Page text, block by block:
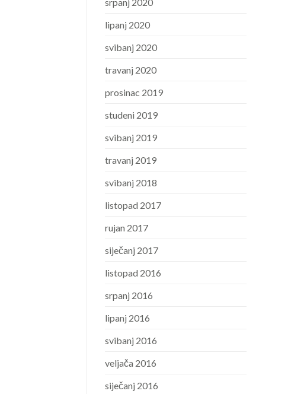
lipanj 2020
svibanj 2020
travanj 2020
prosinac 2019
studeni 2019
svibanj 2019
travanj 2019
svibanj 2018
listopad 2017
rujan 2017
siječanj 2017
listopad 2016
srpanj 2016
lipanj 2016
svibanj 2016
veljača 2016
siječanj 2016